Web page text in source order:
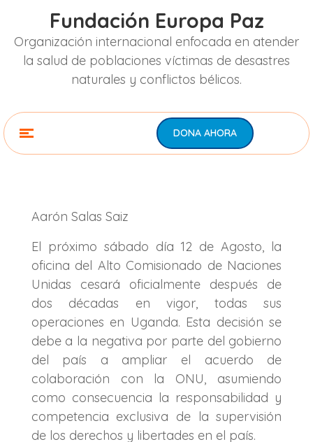
Fundación Europa Paz
Organización internacional enfocada en atender
la salud de poblaciones víctimas de desastres
naturales y conflictos bélicos.
DONA AHORA
Aarón Salas Saiz
El próximo sábado día 12 de Agosto, la
oficina del Alto Comisionado de Naciones
Unidas cesará oficialmente después de
dos décadas en vigor, todas sus
operaciones en Uganda. Esta decisión se
debe a la negativa por parte del gobierno
del país a ampliar el acuerdo de
colaboración con la ONU, asumiendo
como consecuencia la responsabilidad y
competencia exclusiva de la supervisión
de los derechos y libertades en el país.